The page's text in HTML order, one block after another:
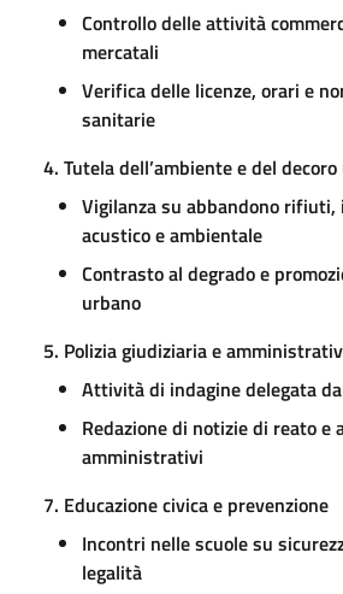
Controllo delle attività
mercatali
Verifica delle licenze, orari e
sanitarie
4. Tutela dell’ambiente e del
Vigilanza su abbandono
acustico e ambientale
Contrasto al degrado e
urbano
5. Polizia giudiziaria e
Attività di indagine delegata
Redazione di notizie di reato e
amministrativi
7. Educazione civica e prevenzione
Incontri nelle scuole su
legalità